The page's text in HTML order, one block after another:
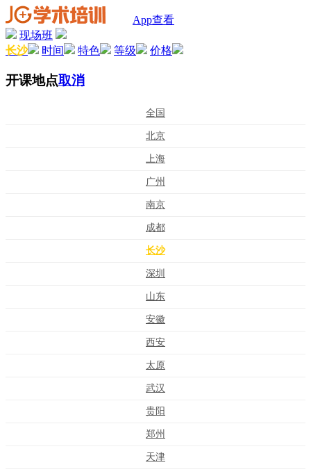
App查看
现场班
长沙
时间 特色 等级 价格
开课地点取消
全国
北京
上海
广州
南京
成都
长沙
深圳
山东
安徽
西安
太原
武汉
贵阳
郑州
天津